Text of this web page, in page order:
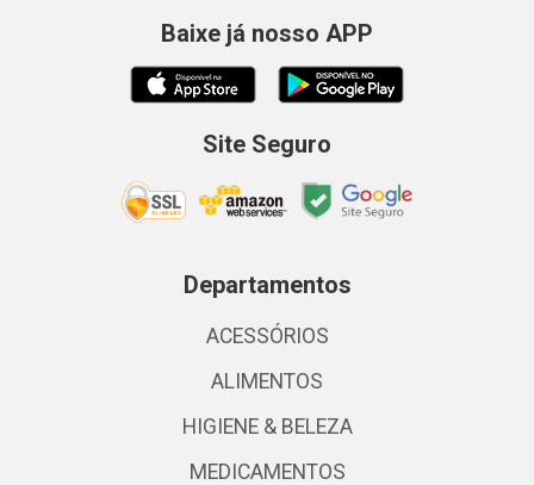
Baixe já nosso APP
Site Seguro
Departamentos
ACESSÓRIOS
ALIMENTOS
HIGIENE & BELEZA
MEDICAMENTOS